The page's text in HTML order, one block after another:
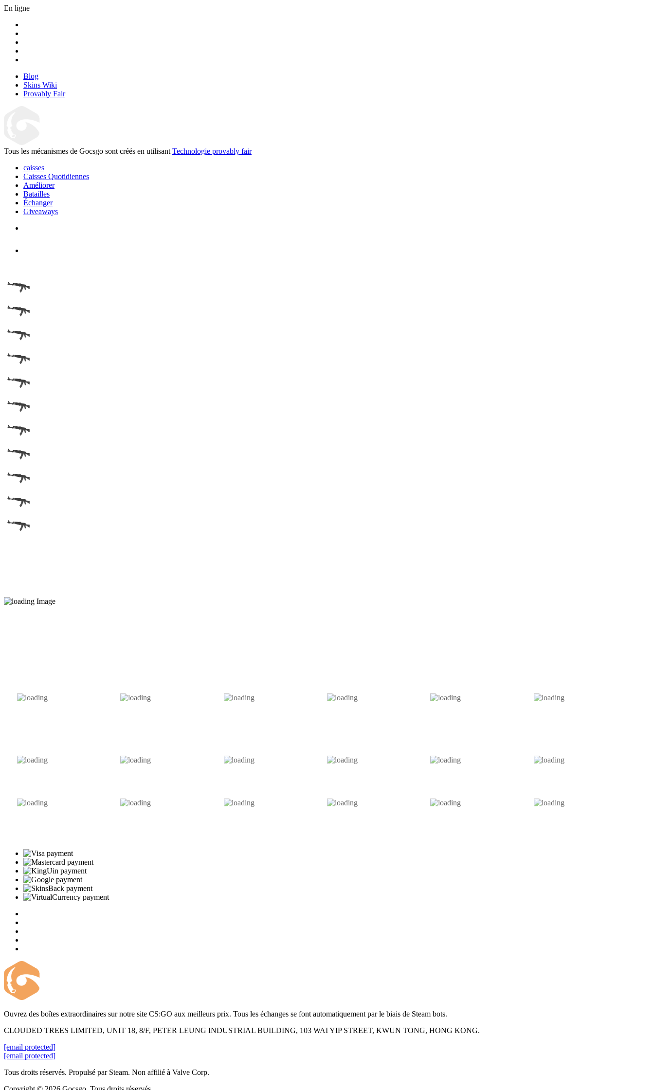
En ligne
Blog
Skins Wiki
Provably Fair
Tous les mécanismes de Gocsgo sont créés en utilisant Technologie provably fair
caisses
Caisses Quotidiennes
Améliorer
Batailles
Échanger
Giveaways
Ouvrez des boîtes extraordinaires sur notre site CS:GO aux meilleurs prix. Tous les échanges se font automatiquement par le biais de Steam bots.
CLOUDED TREES LIMITED, UNIT 18, 8/F, PETER LEUNG INDUSTRIAL BUILDING, 103 WAI YIP STREET, KWUN TONG, HONG KONG.
[email protected]
[email protected]
Tous droits réservés. Propulsé par Steam. Non affilié à Valve Corp.